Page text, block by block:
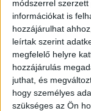
módszerrel
információkat is
hozzájárulhat
leírtak szerint
megfelelő helyre
hozzájárulás
juthat, és
hogy személyes
szükséges az Ön
price
was:
3.490
price
is:
2.000
DVSC
póló.
Méret